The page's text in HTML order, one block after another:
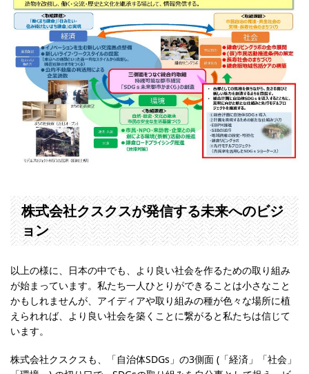
株式会社クスクスが発信する未来へのビジ
ョン
以上の様に、日本の中でも、より良い社会を作るための取り組み
が始まっています。私たち一人ひとりができることは小さなこと
かもしれませんが、アイディアや取り組みの種が色々な場所に植
えられれば、より良い社会を築くことに繋がると私たちは信じて
います。
株式会社クスクスも、「自治体SDGs」の3側面 (「経済」「社会」